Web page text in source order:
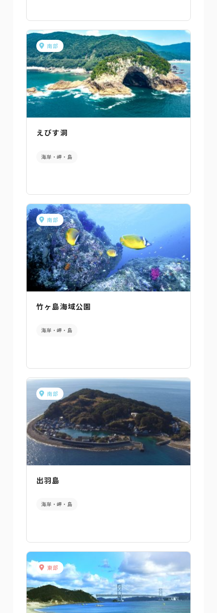
南部
えびす洞
海岸・岬・島
南部
竹ヶ島海域公園
海岸・岬・島
南部
出羽島
海岸・岬・島
東部